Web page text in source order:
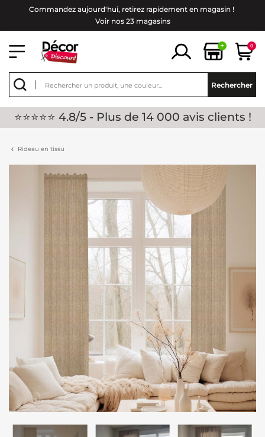
Commandez aujourd'hui, retirez rapidement en magasin !
Voir nos 23 magasins
+ 0
Rechercher
⭐⭐⭐⭐⭐ 4.8/5 - Plus de 14 000 avis clients !
Rideau en tissu